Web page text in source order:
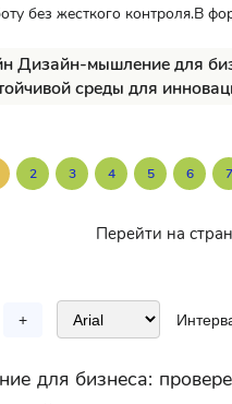
без жесткого контроля.В
Дизайн-мышление для
среды для
2 3 4 5 6 7
Перейти на
+
для бизнеса: